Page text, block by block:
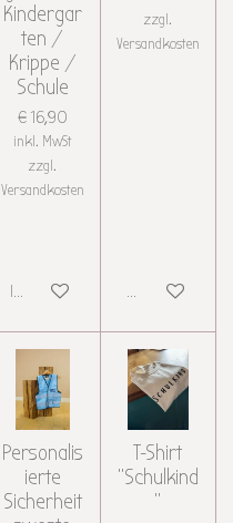
Kindergar
ten /
Krippe /
Schule
€ 16,90
inkl. MwSt
zzgl.
Versandkosten
In den Warenkorb
zzgl.
Versandkosten
Details anzeigen
Personalis
ierte
Sicherheit
T-Shirt
"Schulkind
"